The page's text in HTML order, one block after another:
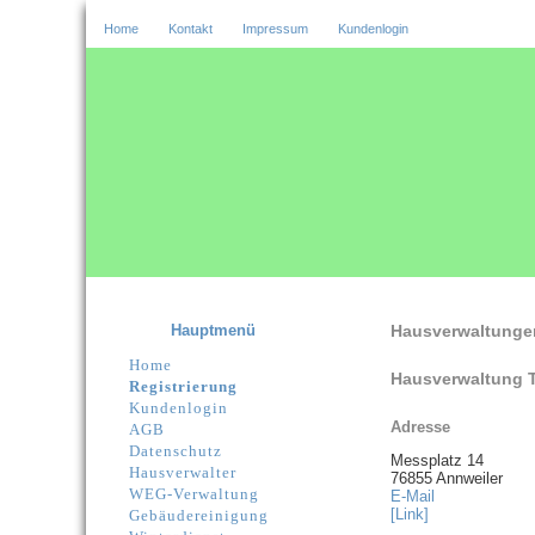
Home Kontakt Impressum Kundenlogin
Hausverwaltung
Adresse
Messplatz 14
76855 Annweiler
E-Mail
[Link]
Hauptmenü
Home
Registrierung
Kundenlogin
AGB
Datenschutz
Hausverwalter
WEG-Verwaltung
Gebäudereinigung